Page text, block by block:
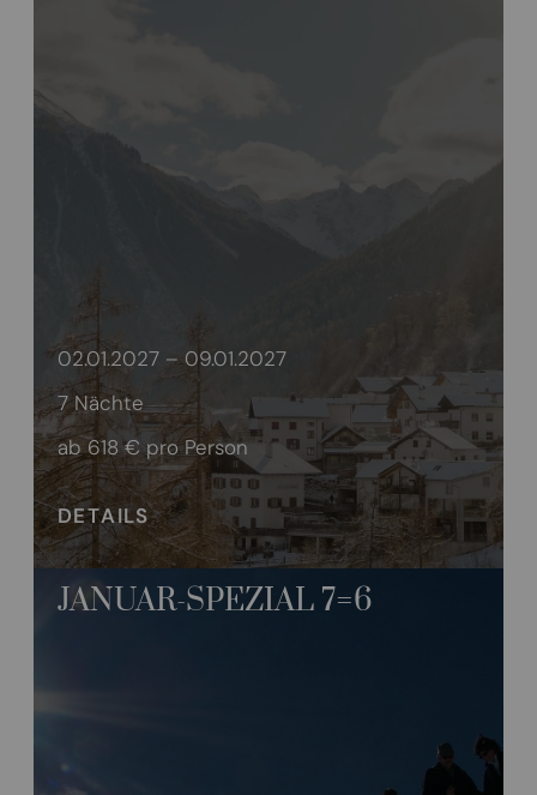
02.01.2027 – 09.01.2027
7 Nächte
ab 618 € pro Person
DETAILS
JANUAR-SPEZIAL 7=6